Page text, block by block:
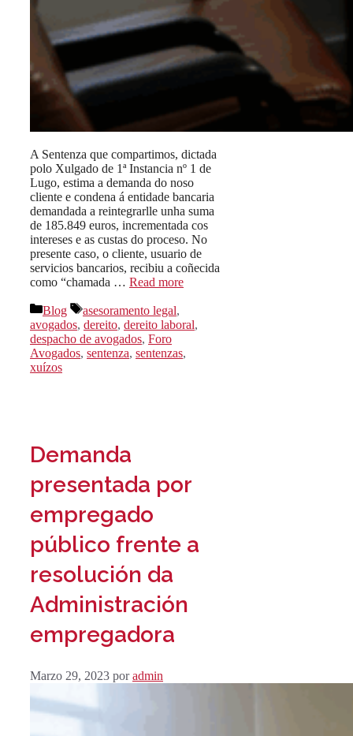
A Sentenza que compartimos, dictada
polo Xulgado de 1ª Instancia nº 1 de
Lugo, estima a demanda do noso
cliente e condena á entidade bancaria
demandada a reintegrarlle unha suma
de 185.849 euros, incrementada cos
intereses e as custas do proceso. No
presente caso, o cliente, usuario de
servicios bancarios, recibiu a coñecida
como “chamada … Read more
Categorías
Blog Etiquetas
asesoramento legal,
avogados, dereito, dereito laboral,
despacho de avogados, Foro
Avogados, sentenza, sentenzas,
xuízos
Demanda
presentada por
empregado
público frente a
resolución da
Administración
empregadora
Marzo 29, 2023 poradmin